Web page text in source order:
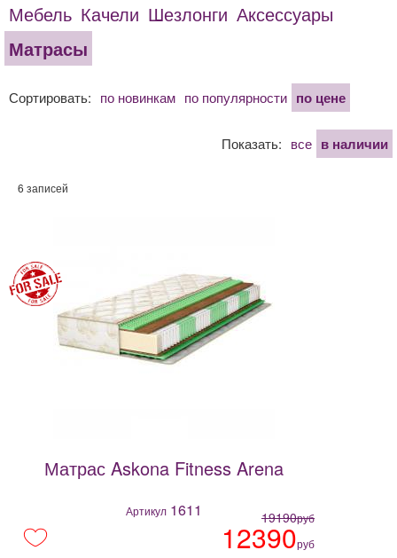
Мебель Качели Шезлонги Аксессуары
Матрасы
Сортировать: по новинкам по популярности по цене
Показать: все в наличии
6 записей
Матрас Askona Fitness Arena
Артикул 1611 19190руб
12390руб